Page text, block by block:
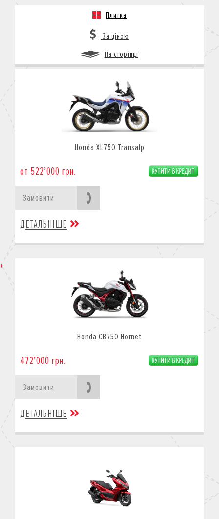
Плитка
За ціною
На сторінці
Honda XL750 Transalp
от 522’000 грн.
Замовити
ДЕТАЛЬНІШЕ
Honda CB750 Hornet
472’000 грн.
Замовити
ДЕТАЛЬНІШЕ